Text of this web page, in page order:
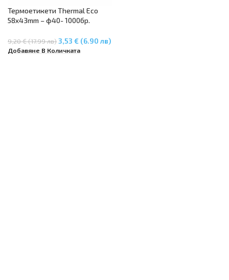
Термоетикети Thermal Eco
58х43mm – ф40- 1000бр.
9,20 € (17.99 лв)3,53 € (6.90 лв)
Добавяне В Количката